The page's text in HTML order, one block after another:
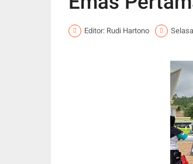
Editor: Rudi Hartono